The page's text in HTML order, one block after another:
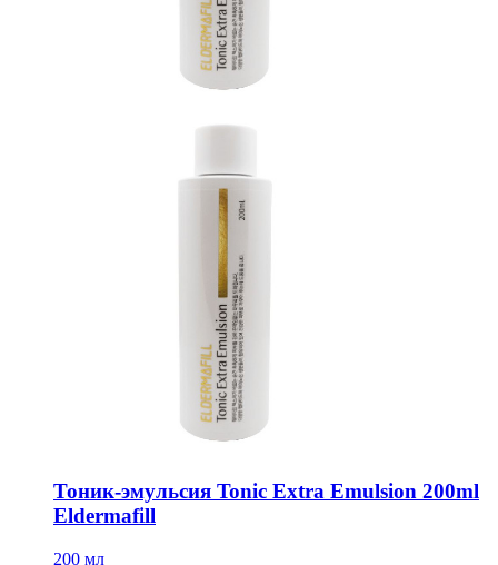
Тоник-эмульсия Tonic Extra Emulsion 200ml
Eldermafill
200 мл